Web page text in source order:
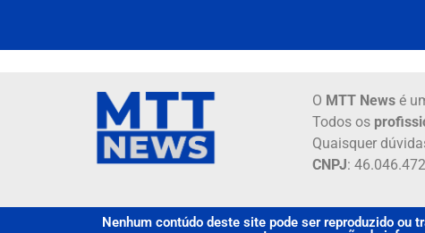
O MTT Newsé
Todos os
Quaisquer
CNPJ:
Nenhum contúdo deste site pode ser reproduzido ou